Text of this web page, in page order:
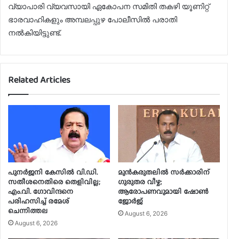
വ്യാപാരി വ്യവസായി ഏകോപന സമിതി തകഴി യൂണിറ്റ്
ഭാരവാഹികളും അമ്പലപ്പുഴ പോലീസില്‍ പരാതി
നല്‍കിയിട്ടുണ്ട്.
Related Articles
പുനർജനി കേസിൽ വി.ഡി.
സതീശനെതിരെ തെളിവില്ല;
എം.വി. ഗോവിന്ദനെ
പരിഹസിച്ച് രമേശ്
ചെന്നിത്തല
August 6, 2026
മുൻകരുതലിൽ സർക്കാരിന്
ഗുരുതര വീഴ്ച;
ആരോപണവുമായി ഷോൺ
ജോർജ്
August 6, 2026